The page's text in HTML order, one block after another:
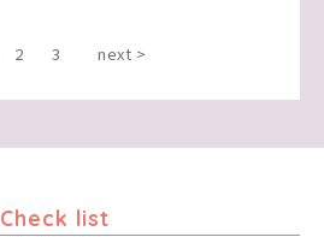
2 3 next >
Check list